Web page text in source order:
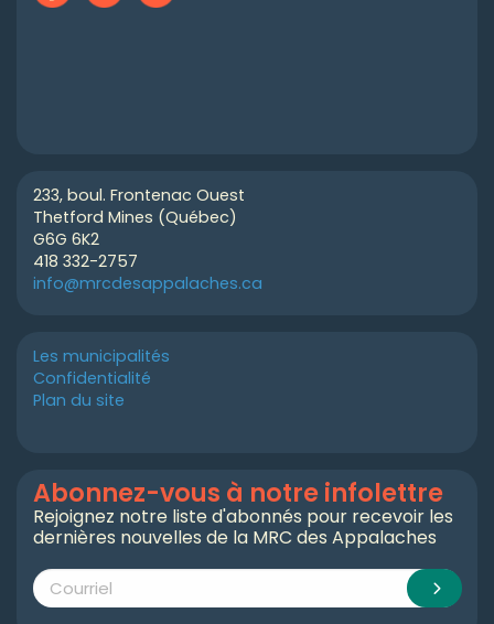
233, boul. Frontenac Ouest
Thetford Mines (Québec)
G6G 6K2
418 332-2757
info@mrcdesappalaches.ca
Les municipalités
Confidentialité
Plan du site
Abonnez-vous à notre infolettre
Rejoignez notre liste d'abonnés pour recevoir les
dernières nouvelles de la MRC des Appalaches